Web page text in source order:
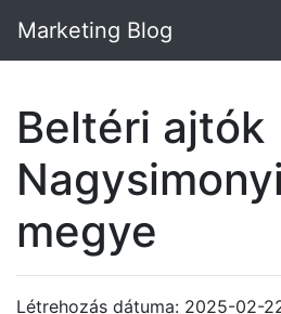
Marketing Blog
Beltéri ajtók
megye
Létrehozás dátuma: 2025-02-